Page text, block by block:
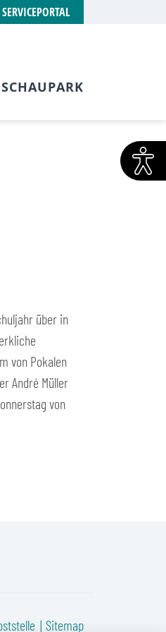
über in
von Pokalen
André Müller
von
Sitemap
SERVICEPORTAL